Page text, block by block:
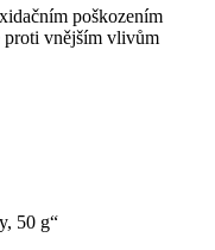
poškozením
proti vnějším vlivům
50 g“